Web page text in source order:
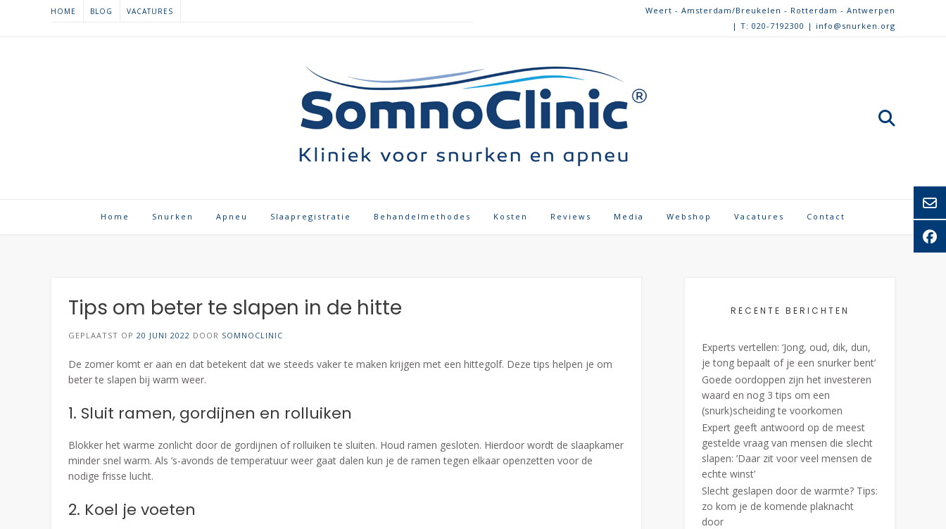
Weert - Amsterdam/Breukelen - Rotterdam - Antwerpen
| T: 020-7192300 | info@snurken.org
HOME BLOG VACATURES
Home Snurken Apneu Slaapregistratie Behandelmethodes Kosten Reviews Media Webshop Vacatures Contact
Tips om beter te slapen in de hitte
GEPLAATST OP 20 JUNI 2022 DOOR SOMNOCLINIC
De zomer komt er aan en dat betekent dat we steeds vaker te maken krijgen met een hittegolf. Deze tips helpen je om
beter te slapen bij warm weer.
1. Sluit ramen, gordijnen en rolluiken
Blokker het warme zonlicht door de gordijnen of rolluiken te sluiten. Houd ramen gesloten. Hierdoor wordt de slaapkamer
minder snel warm. Als ’s-avonds de temperatuur weer gaat dalen kun je de ramen tegen elkaar openzetten voor de
nodige frisse lucht.
2. Koel je voeten
RECENTE BERICHTEN
Experts vertellen: ‘Jong, oud, dik, dun,
je tong bepaalt of je een snurker bent’
Goede oordoppen zijn het investeren
waard en nog 3 tips om een
(snurk)scheiding te voorkomen
Expert geeft antwoord op de meest
gestelde vraag van mensen die slecht
slapen: ’Daar zit voor veel mensen de
echte winst’
Slecht geslapen door de warmte? Tips:
zo kom je de komende plaknacht
door